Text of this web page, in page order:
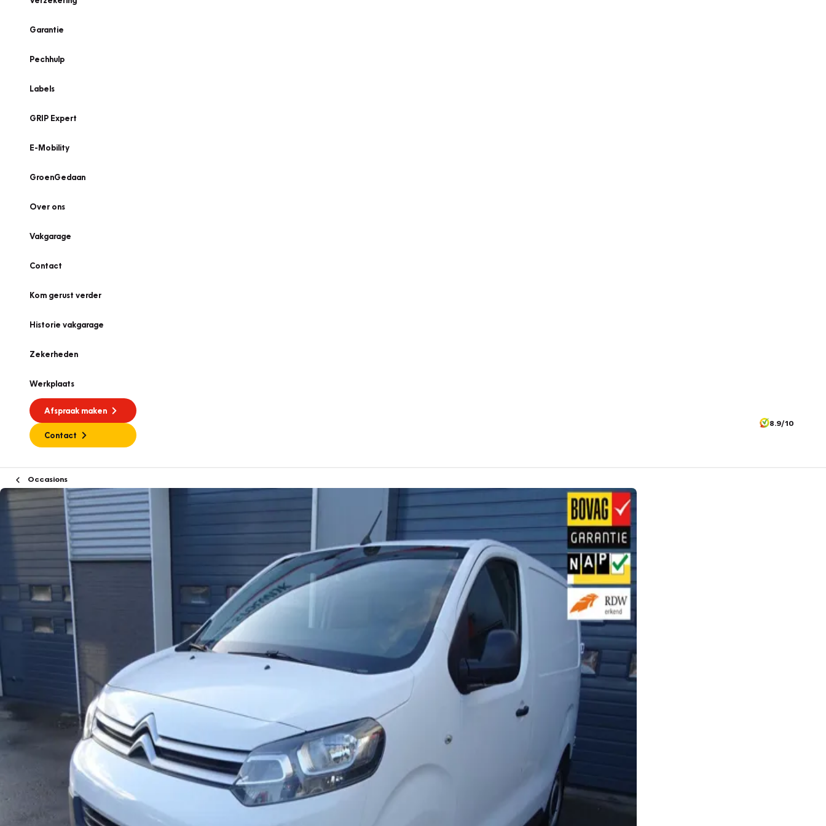
Garantie
Pechhulp
Labels
GRIP Expert
E-Mobility
GroenGedaan
Over ons
Vakgarage
Contact
Kom gerust verder
Historie vakgarage
Zekerheden
Werkplaats
Afspraak maken
Contact
8.9/10
Occasions